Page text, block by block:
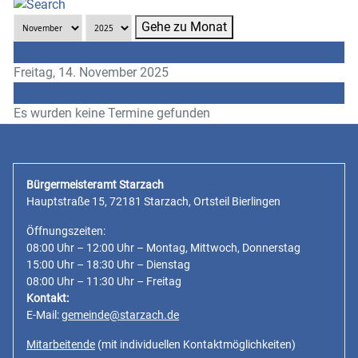
Gehe zu Monat
Freitag, 14. November 2025
Es wurden keine Termine gefunden
Bürgermeisteramt Starzach
Hauptstraße 15, 72181 Starzach, Ortsteil Bierlingen
Öffnungszeiten:
08:00 Uhr – 12:00 Uhr – Montag, Mittwoch, Donnerstag
15:00 Uhr – 18:30 Uhr – Dienstag
08:00 Uhr – 11:30 Uhr – Freitag
Kontakt:
E-Mail:gemeinde@starzach.de
Mitarbeitende (mit individuellen Kontaktmöglichkeiten)